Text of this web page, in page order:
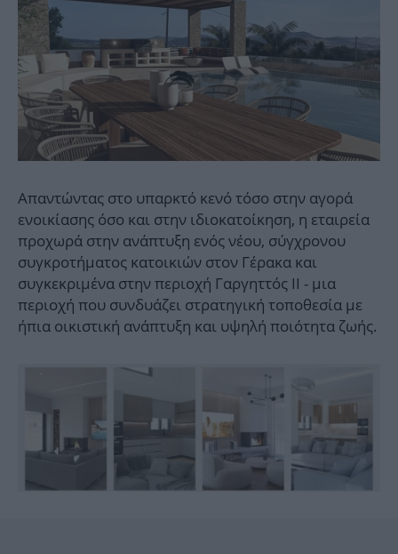
Απαντώντας στο υπαρκτό κενό τόσο στην αγορά
ενοικίασης όσο και στην ιδιοκατοίκηση, η εταιρεία
προχωρά στην ανάπτυξη ενός νέου, σύγχρονου
συγκροτήματος κατοικιών στον Γέρακα και
συγκεκριμένα στην περιοχή Γαργηττός ΙΙ - μια
περιοχή που συνδυάζει στρατηγική τοποθεσία με
ήπια οικιστική ανάπτυξη και υψηλή ποιότητα ζωής.